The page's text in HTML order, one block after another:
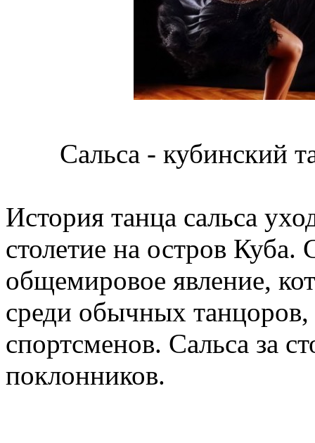
Сальса - кубинский
История танца сальса
столетие на остров Куба.
общемировое явление,
среди обычных
спортсменов. Сальса за
поклонников.